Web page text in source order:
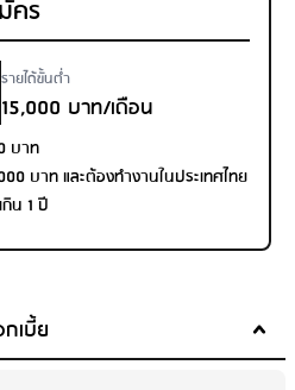
คร
รายได้ขั้นต่ำ
15,000 บาท/เดือน
บาท
บาท และต้องทำงานในประเทศไทย
น 1 ปี
เบี้ย